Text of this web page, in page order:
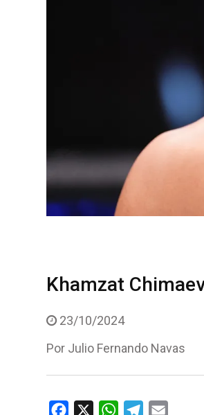
Khamzat
23/10/2024
Por Julio Fernando Navas
W